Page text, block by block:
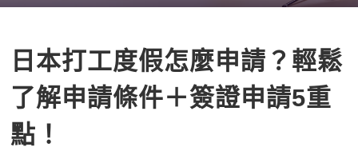
英文課程總表
英文會話
商用英文
全國分校
免費資源
日本打工度假怎麼申請？輕鬆
了解申請條件＋簽證申請5重
點！